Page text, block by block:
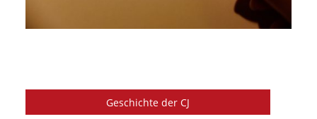
Geschichte der CJ